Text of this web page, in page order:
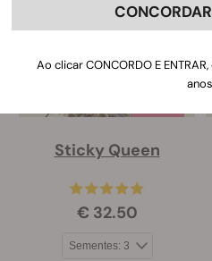
Sticky Queen
€ 32.50
Ao clicar CONCORDO E
anos